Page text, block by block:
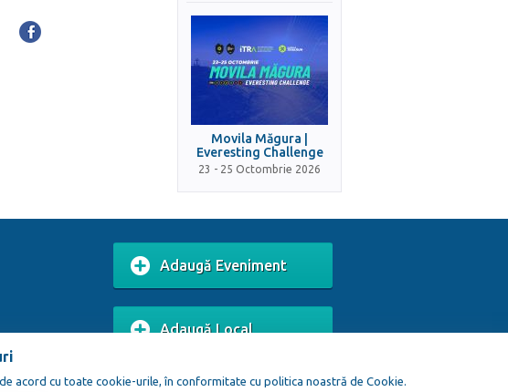
Movila Măgura |
Everesting Challenge
23 - 25 Octombrie 2026
Adaugă Eveniment
Adaugă Local
acord cu toate cookie-urile, în conformitate cu politica noastră de Cookie.